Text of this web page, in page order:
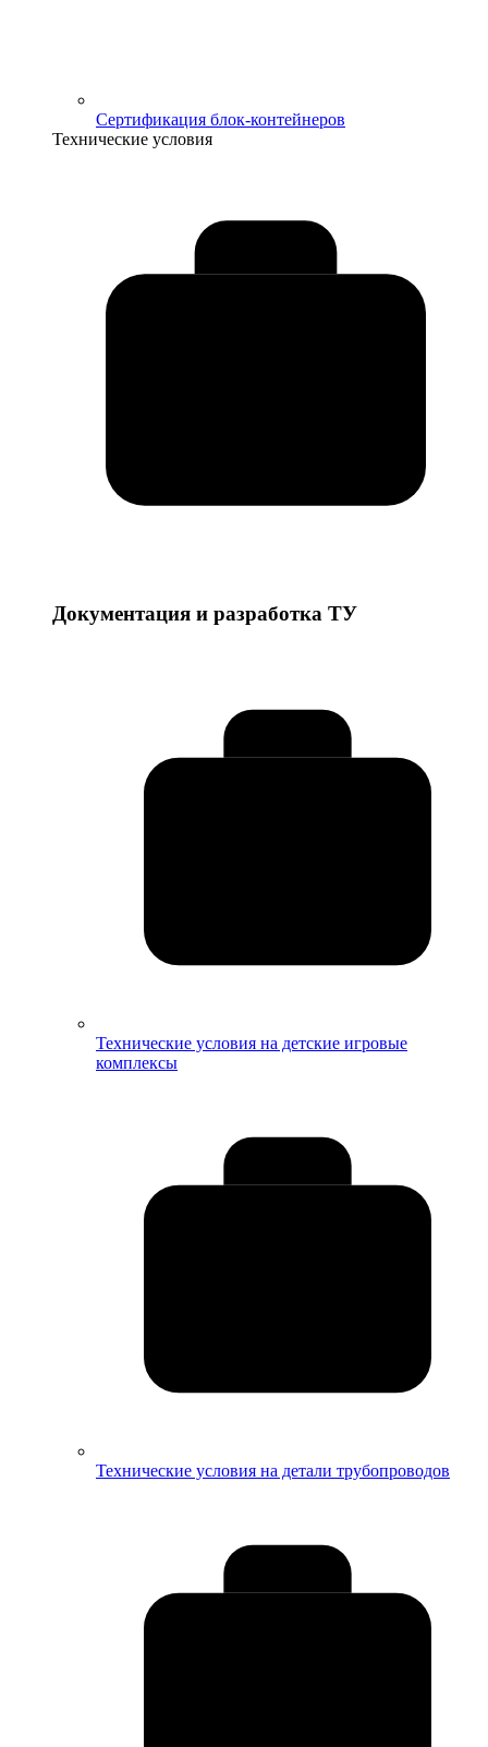
Сертификация блок-контейнеров
Технические условия
Документация и разработка ТУ
Технические условия на детские игровые
комплексы
Технические условия на детали трубопроводов